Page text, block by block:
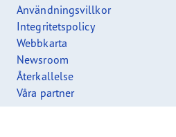
Användningsvillkor
Integritetspolicy
Webbkarta
Newsroom
Återkallelse
Våra partner